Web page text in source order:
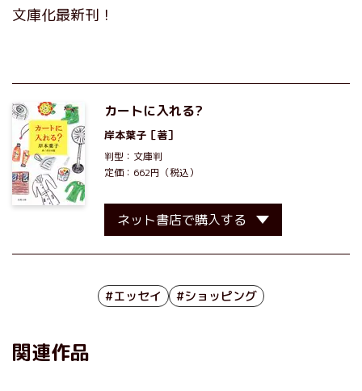
文庫化最新刊！
カートに入れる?
岸本葉子 ［著］
判型：文庫判
定価：662円（税込）
ネット書店で購入する
#エッセイ #ショッピング
関連作品